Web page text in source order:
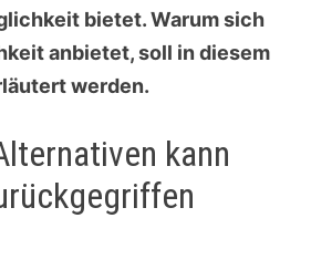
bietet. Warum sich
anbietet, soll in diesem
werden.
kann